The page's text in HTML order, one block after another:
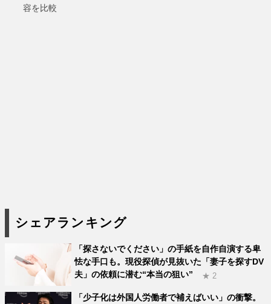
容を比較
シェアランキング
「探さないでください」の手紙を自作自演する卑
怯な手口も。現役探偵が見抜いた「妻子を探すDV
夫」の依頼に潜む“本当の狙い”
★ 2
「少子化は外国人労働者で補えばいい」の衝撃。